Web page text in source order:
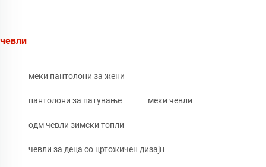
чевли
меки пантолони за жени
пантолони за патување меки чевли
одм чевли зимски топли
чевли за деца со цртожичен дизајн